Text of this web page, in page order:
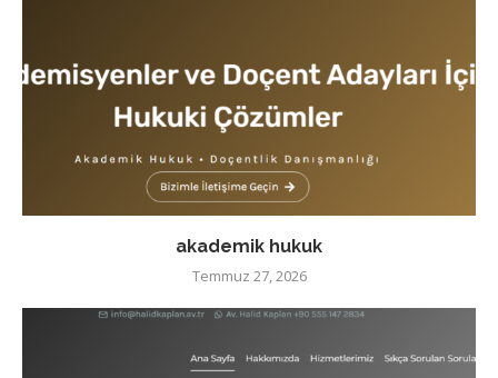
akademik hukuk
Temmuz 27, 2026